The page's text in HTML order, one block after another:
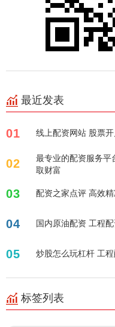
最近发表
01 线上配资网站 股票
02
最专业的配资服务平
取财富
03 配资之家点评 高效
04 国内原油配资 工程
05 炒股怎么玩杠杆 工
标签列表